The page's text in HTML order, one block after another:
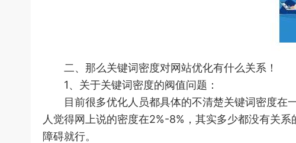
二、那么关键词密度对网站优化有什么关系！
1、关于关键词密度的阀值问题：
目前很多优化人员都具体的不清楚关键词密度在一
人觉得网上说的密度在2%-8%，其实多少都没有关
障碍就行。